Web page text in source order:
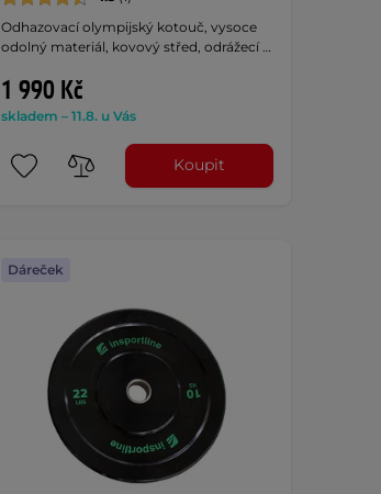
Odhazovací olympijský kotouč, vysoce
odolný materiál, kovový střed, odrážecí …
1 990 Kč
skladem – 11.8. u Vás
Koupit
Dáreček